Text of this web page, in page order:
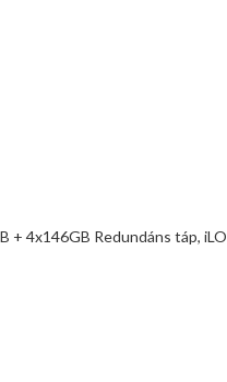
+ 4x146GB Redundáns táp, iLO